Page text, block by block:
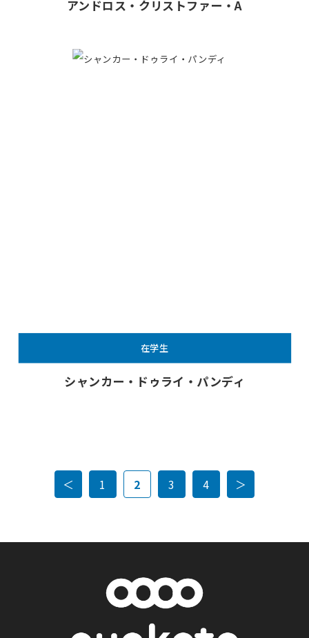
アンドロス・クリストファー・A
在学生
シャンカー・ドゥライ・パンディ
＜ 1 2 3 4 ＞